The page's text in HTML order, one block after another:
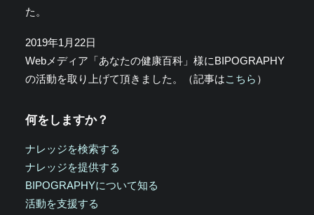
た。
2019年1月22日
Webメディア「あなたの健康百科」様にBIPOGRAPHY
の活動を取り上げて頂きました。（記事はこちら ）
何をしますか？
ナレッジを検索する
ナレッジを提供する
BIPOGRAPHYについて知る
活動を支援する